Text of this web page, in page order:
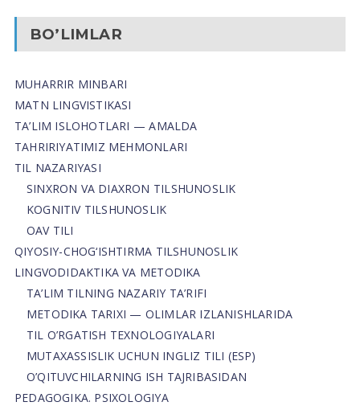
BO’LIMLAR
MUHARRIR MINBARI
MATN LINGVISTIKASI
TA’LIM ISLOHOTLARI — AMALDA
TAHRIRIYATIMIZ MEHMONLARI
TIL NAZARIYASI
SINXRON VA DIAXRON TILSHUNOSLIK
KOGNITIV TILSHUNOSLIK
OAV TILI
QIYOSIY-CHOG‘ISHTIRMA TILSHUNOSLIK
LINGVODIDAKTIKA VA METODIKA
TA’LIM TILNING NAZARIY TA’RIFI
METODIKA TARIXI — OLIMLAR IZLANISHLARIDA
TIL O’RGATISH TEXNOLOGIYALARI
MUTAXASSISLIK UCHUN INGLIZ TILI (ESP)
O’QITUVCHILARNING ISH TAJRIBASIDAN
PEDAGOGIKA. PSIXOLOGIYA